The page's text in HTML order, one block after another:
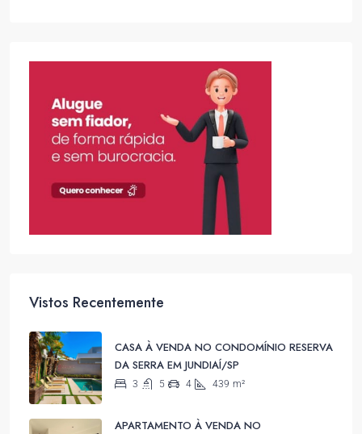
Vistos Recentemente
CASA À VENDA NO CONDOMÍNIO RESERVA
DA SERRA EM JUNDIAÍ/SP
3 5 4 439 m²
APARTAMENTO À VENDA NO